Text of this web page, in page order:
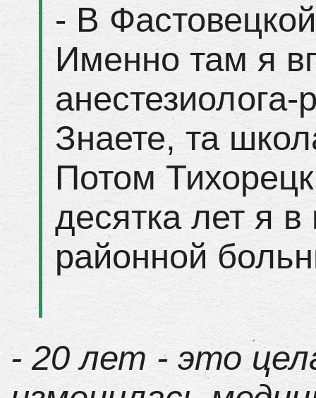
- В
Именно там я
Знаете, та
Потом
десятка лет я
районной
- 20 лет - это